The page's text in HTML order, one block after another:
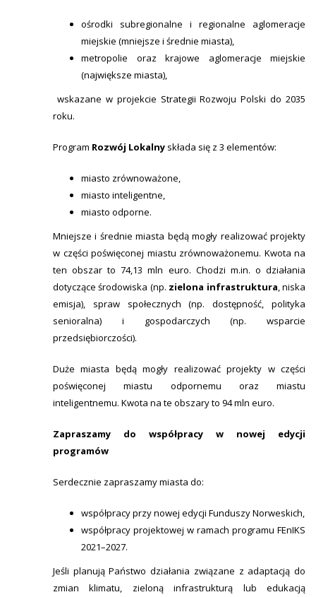
ośrodki subregionalne i regionalne aglomeracje
miejskie (mniejsze i średnie miasta),
metropolie oraz krajowe aglomeracje miejskie
(największe miasta),
wskazane w projekcie Strategii Rozwoju Polski do 2035
roku.
Program Rozwój Lokalny składa się z 3 elementów:
miasto zrównoważone,
miasto inteligentne,
miasto odporne.
Mniejsze i średnie miasta będą mogły realizować projekty
w części poświęconej miastu zrównoważonemu. Kwota na
ten obszar to 74,13 mln euro. Chodzi m.in. o działania
dotyczące środowiska (np. zielona infrastruktura, niska
emisja), spraw społecznych (np. dostępność, polityka
senioralna) i gospodarczych (np. wsparcie
przedsiębiorczości).
Duże miasta będą mogły realizować projekty w części
poświęconej miastu odpornemu oraz miastu
inteligentnemu. Kwota na te obszary to 94 mln euro.
Zapraszamy do współpracy w nowej edycji
programów
Serdecznie zapraszamy miasta do:
współpracy przy nowej edycji Funduszy Norweskich,
współpracy projektowej w ramach programu FEnIKS
2021–2027.
Jeśli planują Państwo działania związane z adaptacją do
zmian klimatu, zieloną infrastrukturą lub edukacją